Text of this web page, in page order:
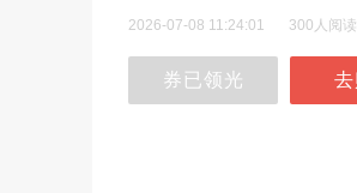
2026-07-08 11:24:01 300人阅
券已领光